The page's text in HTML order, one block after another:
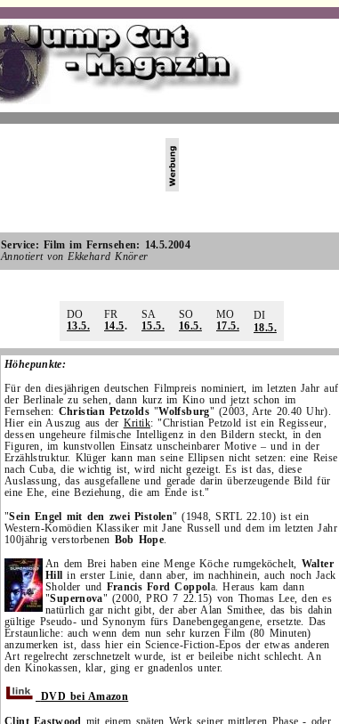
Service: Film im Fernsehen: 14.5.2004
Annotiert von Ekkehard Knörer
DO
13.5.
FR
14.5.
SA
15.5.
SO
16.5.
MO
17.5.
DI
18.5.
Höhepunkte:
Für den diesjährigen deutschen Filmpreis nominiert, im letzten Jahr auf
der Berlinale zu sehen, dann kurz im Kino und jetzt schon im
Fernsehen: Christian Petzolds "Wolfsburg" (2003, Arte 20.40 Uhr).
Hier ein Auszug aus der Kritik: "Christian Petzold ist ein Regisseur,
dessen ungeheure filmische Intelligenz in den Bildern steckt, in den
Figuren, im kunstvollen Einsatz unscheinbarer Motive – und in der
Erzählstruktur. Klüger kann man seine Ellipsen nicht setzen: eine Reise
nach Cuba, die wichtig ist, wird nicht gezeigt. Es ist das, diese
Auslassung, das ausgefallene und gerade darin überzeugende Bild für
eine Ehe, eine Beziehung, die am Ende ist."
"Sein Engel mit den zwei Pistolen" (1948, SRTL 22.10) ist ein
Western-Komödien Klassiker mit Jane Russell und dem im letzten Jahr
100jährig verstorbenen Bob Hope.
An dem Brei haben eine Menge Köche rumgeköchelt, Walter
Hillin erster Linie, dann aber, im nachhinein, auch noch Jack
Sholder und Francis Ford Coppola. Heraus kam dann
"Supernova" (2000, PRO 7 22.15) von Thomas Lee, den es
natürlich gar nicht gibt, der aber Alan Smithee, das bis dahin
gültige Pseudo- und Synonym fürs Danebengegangene, ersetzte. Das
Erstaunliche: auch wenn dem nun sehr kurzen Film (80 Minuten)
anzumerken ist, dass hier ein Science-Fiction-Epos der etwas anderen
Art regelrecht zerschnetzelt wurde, ist er beileibe nicht schlecht. An
den Kinokassen, klar, ging er gnadenlos unter.
DVD bei Amazon